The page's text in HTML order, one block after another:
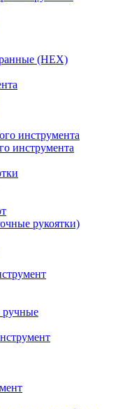
(HEX)
инструмента
инструмента
рукоятки)
ручные